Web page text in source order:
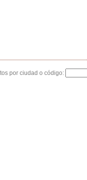
por ciudad o código: